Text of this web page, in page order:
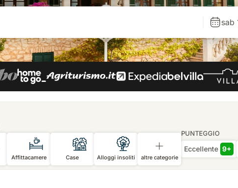
sab
Affittacamere Case Alloggi insoliti altre categorie
PUNTEGGIO
Eccellente 9+